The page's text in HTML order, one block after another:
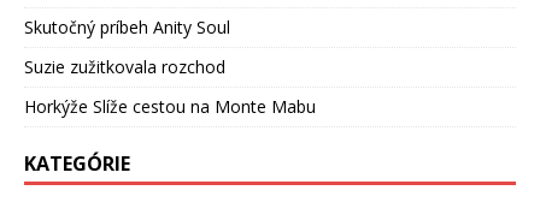
Skutočný príbeh Anity Soul
Suzie zužitkovala rozchod
Horkýže Slíže cestou na Monte Mabu
KATEGÓRIE